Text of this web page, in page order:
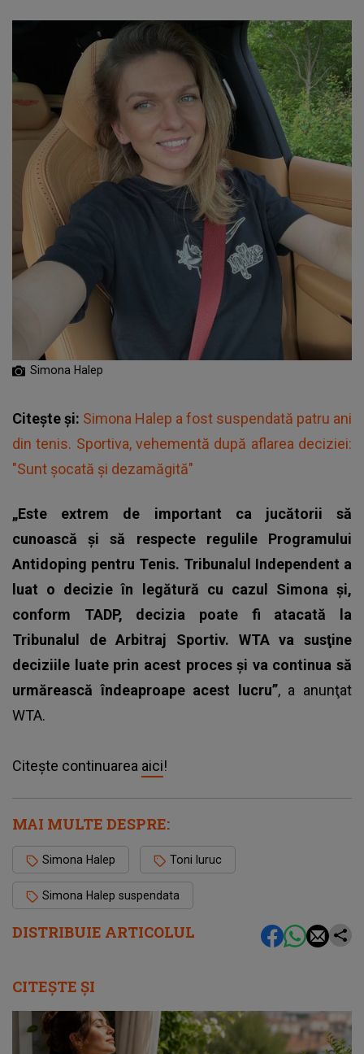
DISTRIBUIE ARTICOLUL
Simona Halep
Citește și: Simona Halep a fost suspendată patru ani
din tenis. Sportiva, vehementă după aflarea deciziei:
"Sunt șocată și dezamăgită"
„Este extrem de important ca jucătorii să
cunoască şi să respecte regulile Programului
Antidoping pentru Tenis. Tribunalul Independent a
luat o decizie în legătură cu cazul Simona şi,
conform TADP, decizia poate fi atacată la
Tribunalul de Arbitraj Sportiv. WTA va susţine
deciziile luate prin acest proces şi va continua să
urmărească îndeaproape acest lucru”, a anunţat
WTA.
Citește continuarea aici!
MAI MULTE DESPRE:
Simona Halep Toni Iuruc
Simona Halep suspendata
CITEȘTE ȘI